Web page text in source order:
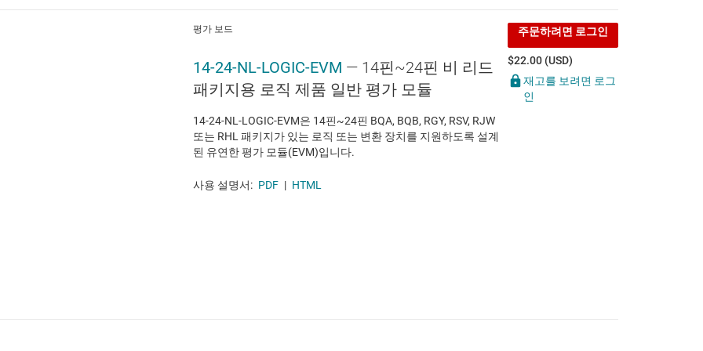
평가 보드
14-24-NL-LOGIC-EVM — 14핀~24핀 비 리드
패키지용 로직 제품 일반 평가 모듈
14-24-NL-LOGIC-EVM은 14핀~24핀 BQA, BQB, RGY, RSV, RJW
또는 RHL 패키지가 있는 로직 또는 변환 장치를 지원하도록 설계
된 유연한 평가 모듈(EVM)입니다.
사용 설명서: PDF | HTML
주문하려면 로그인
$22.00 (USD)
재고를 보려면 로그
인